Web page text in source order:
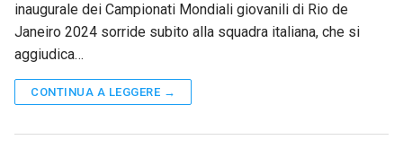
inaugurale dei Campionati Mondiali giovanili di Rio de
Janeiro 2024 sorride subito alla squadra italiana, che si
aggiudica…
CONTINUA A LEGGERE →